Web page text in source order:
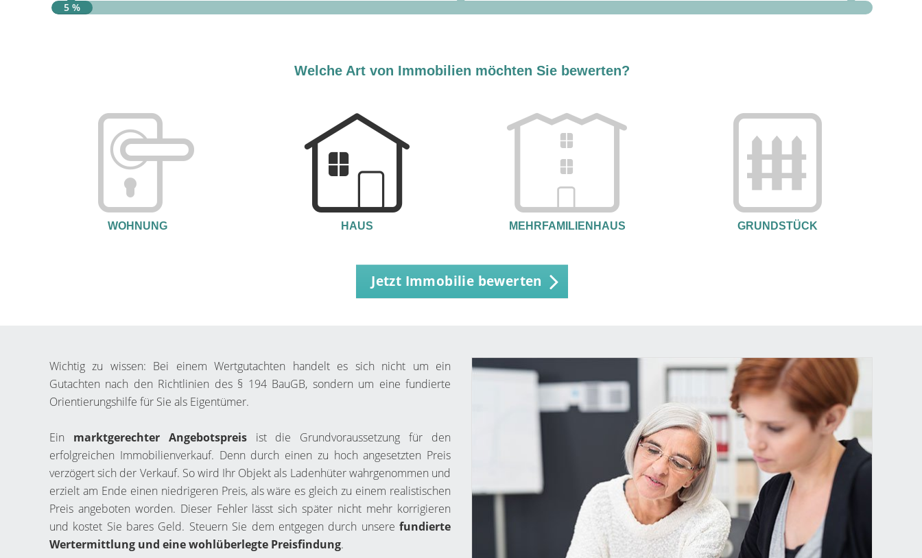
5 %
Welche Art von Immobilien möchten Sie bewerten?
WOHNUNG HAUS MEHRFAMILIENHAUS GRUNDSTÜCK
Jetzt Immobilie bewerten
Wichtig zu wissen: Bei einem Wertgutachten handelt es sich nicht um ein
Gutachten nach den Richtlinien des § 194 BauGB, sondern um eine fundierte
Orientierungshilfe für Sie als Eigentümer.
Ein marktgerechter Angebotspreisist die Grundvoraussetzung für den
erfolgreichen Immobilienverkauf. Denn durch einen zu hoch angesetzten Preis
verzögert sich der Verkauf. So wird Ihr Objekt als Ladenhüter wahrgenommen und
erzielt am Ende einen niedrigeren Preis, als wäre es gleich zu einem realistischen
Preis angeboten worden. Dieser Fehler lässt sich später nicht mehr korrigieren
und kostet Sie bares Geld. Steuern Sie dem entgegen durch unsere fundierte
Wertermittlung und eine wohlüberlegte Preisfindung.